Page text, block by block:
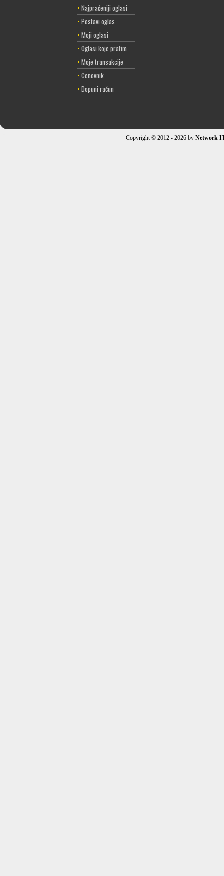
• Najpraćeniji oglasi
• Postavi oglas
• Moji oglasi
• Oglasi koje pratim
• Moje transakcije
• Cenovnik
• Dopuni račun
Copyright © 2012 - 2026 by Network